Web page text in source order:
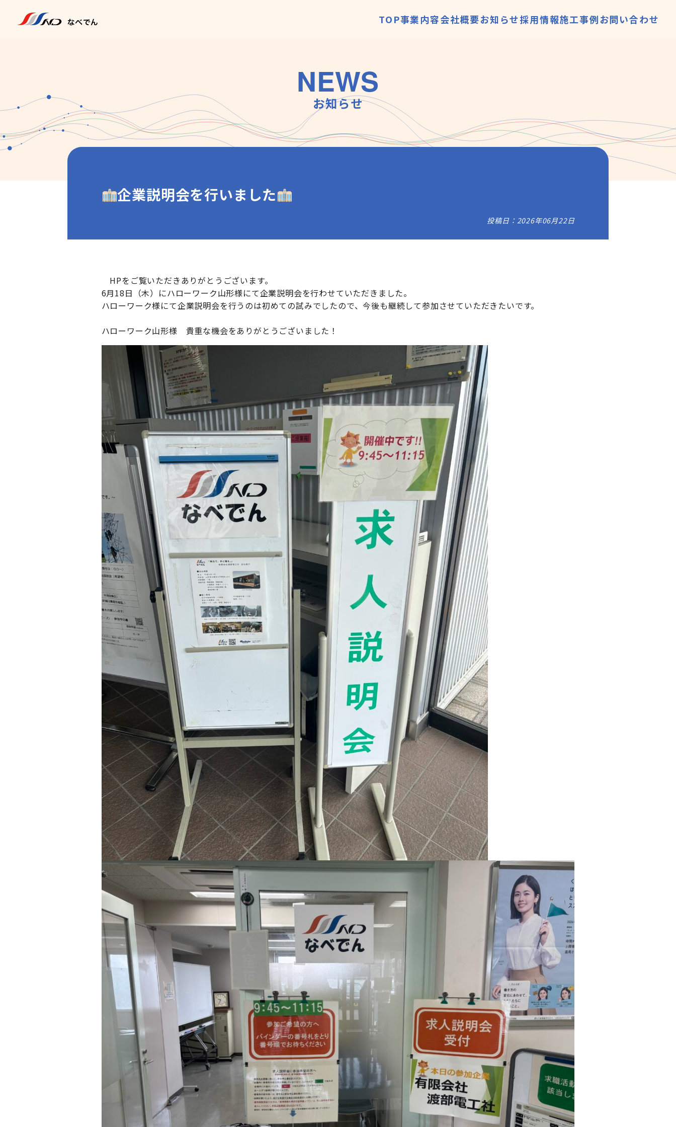
TOP事業内容会社概要お知らせ採用情報施工事例お問い合わせ
NEWS
お知らせ
企業説明会を行いました
投稿日：2026年06月22日
HPをご覧いただきありがとうございます。
6月18日（木）にハローワーク山形様にて企業説明会を行わせていただきました。
ハローワーク様にて企業説明会を行うのは初めての試みでしたので、今後も継続して参加させていただきたいです。
ハローワーク山形様 貴重な機会をありがとうございました！